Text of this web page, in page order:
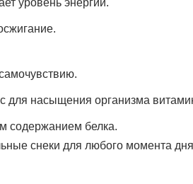
для насыщения организма
содержанием белка.
снеки для любого момента